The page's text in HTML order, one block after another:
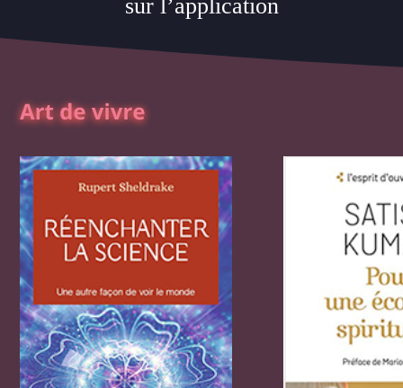
sur l’application